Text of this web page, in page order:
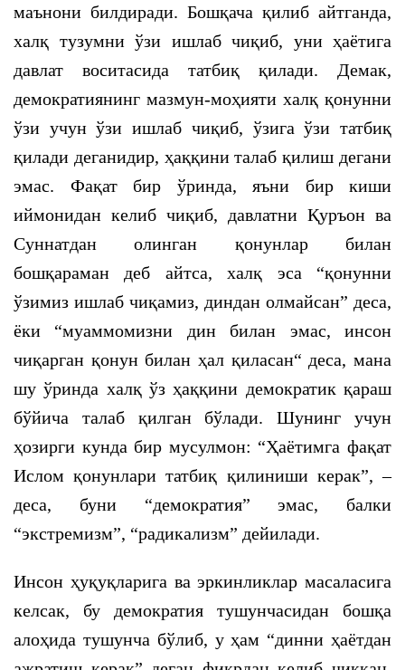
маънони билдиради. Бошқача қилиб айтганда,
халқ тузумни ўзи ишлаб чиқиб, уни ҳаётига
давлат воситасида татбиқ қилади. Демак,
демократиянинг мазмун-моҳияти халқ қонунни
ўзи учун ўзи ишлаб чиқиб, ўзига ўзи татбиқ
қилади деганидир, ҳаққини талаб қилиш дегани
эмас. Фақат бир ўринда, яъни бир киши
иймонидан келиб чиқиб, давлатни Қуръон ва
Суннатдан олинган қонунлар билан
бошқараман деб айтса, халқ эса “қонунни
ўзимиз ишлаб чиқамиз, диндан олмайсан” деса,
ёки “муаммомизни дин билан эмас, инсон
чиқарган қонун билан ҳал қиласан“ деса, мана
шу ўринда халқ ўз ҳаққини демократик қараш
бўйича талаб қилган бўлади. Шунинг учун
ҳозирги кунда бир мусулмон: “Ҳаётимга фақат
Ислом қонунлари татбиқ қилиниши керак”, –
деса, буни “демократия” эмас, балки
“экстремизм”, “радикализм” дейилади.
Инсон ҳуқуқларига ва эркинликлар масаласига
келсак, бу демократия тушунчасидан бошқа
алоҳида тушунча бўлиб, у ҳам “динни ҳаётдан